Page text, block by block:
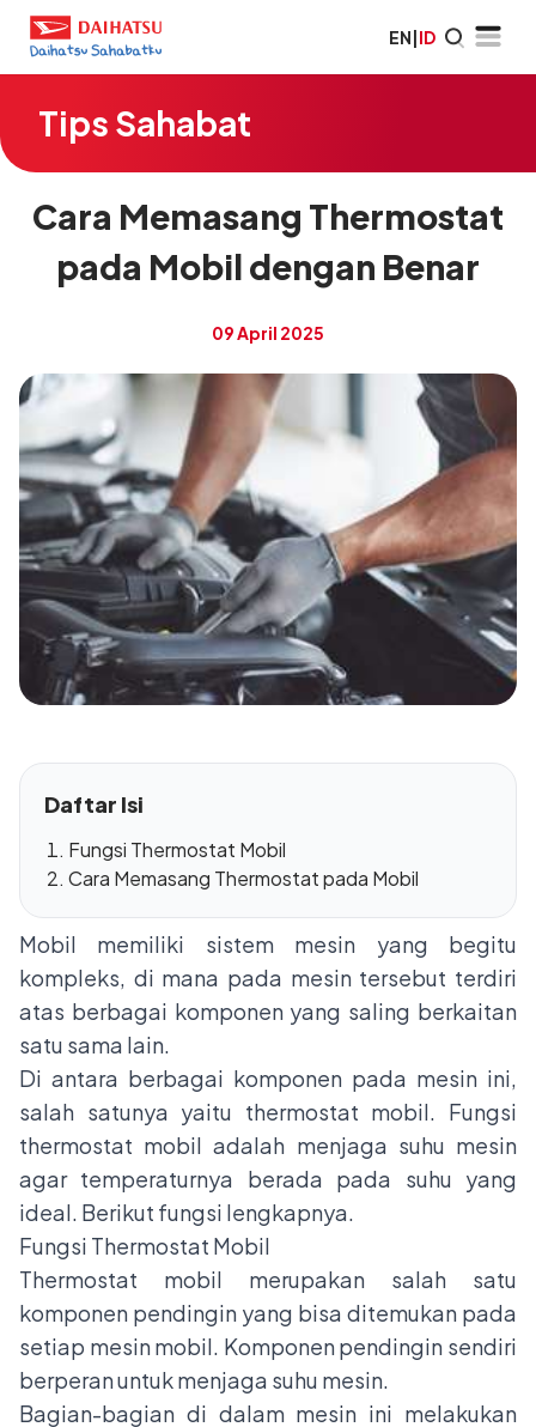
EN|ID
Tips Sahabat
Cara Memasang Thermostat
pada Mobil dengan Benar
09 April 2025
Daftar Isi
Fungsi Thermostat Mobil
Cara Memasang Thermostat pada Mobil
Mobil memiliki sistem mesin yang begitu
kompleks, di mana pada mesin tersebut terdiri
atas berbagai komponen yang saling berkaitan
satu sama lain.
Di antara berbagai komponen pada mesin ini,
salah satunya yaitu thermostat mobil. Fungsi
thermostat mobil adalah menjaga suhu mesin
agar temperaturnya berada pada suhu yang
ideal. Berikut fungsi lengkapnya.
Fungsi Thermostat Mobil
Thermostat mobil merupakan salah satu
komponen pendingin yang bisa ditemukan pada
setiap mesin mobil. Komponen pendingin sendiri
berperan untuk menjaga suhu mesin.
Bagian-bagian di dalam mesin ini melakukan